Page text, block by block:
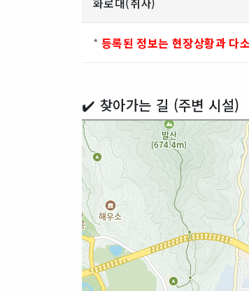
* 등록된 정보는 현장상황과 다
✔️ 찾아가는 길 (주변 시설)